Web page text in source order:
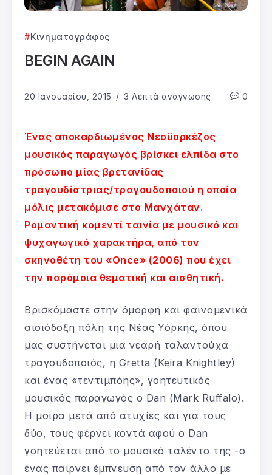
Κινηματογράφος
BEGIN AGAIN
20 Ιανουαρίου, 2015 3 Λεπτά ανάγνωσης 0
Ένας αποκαρδιωμένος Νεοϋορκέζος
μουσικός παραγωγός βρίσκει ελπίδα στο
πρόσωπο μίας βρετανίδας
τραγουδίστριας/τραγουδοποιού η οποία
μόλις μετακόμισε στο Μανχάταν.
Ρομαντική κομεντί ταινία με μουσικό και
ψυχαγωγικό χαρακτήρα, από τον
σκηνοθέτη του «Once» (2006) που έχει
την παρόμοια θεματική και αισθητική.
Βρισκόμαστε στην όμορφη και φαινομενικά
αισιόδοξη πόλη της Νέας Υόρκης, όπου
μας συστήνεται μια νεαρή ταλαντούχα
τραγουδοποιός, η Gretta (Keira Knightley)
και ένας «τεντιμπόης», γοητευτικός
μουσικός παραγωγός ο Dan (Mark Ruffalo).
Η μοίρα μετά από ατυχίες και για τους
δύο, τους φέρνει κοντά αφού ο Dan
γοητεύεται από το μουσικό ταλέντο της -ο
ένας παίρνει έμπνευση από τον άλλο με